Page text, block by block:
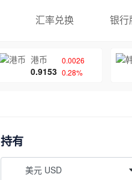
汇率兑换 银行
港币
0.9153
0.0026
0.28%
持有
美元 USD